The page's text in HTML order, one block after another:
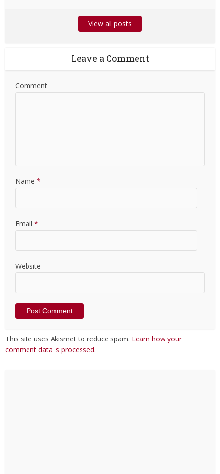
View all posts
Leave a Comment
Comment
Name *
Email *
Website
This site uses Akismet to reduce spam. Learn how your
comment data is processed.